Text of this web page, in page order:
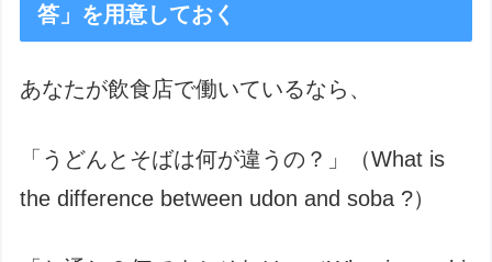
答」を用意しておく
あなたが飲食店で働いているなら、
「うどんとそばは何が違うの？」（What is
the difference between udon and soba ?）